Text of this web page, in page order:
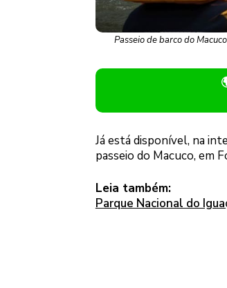
Passeio de barco do
Já está disponível, na
passeio do Macuco, em
Leia também:
Parque Nacional do